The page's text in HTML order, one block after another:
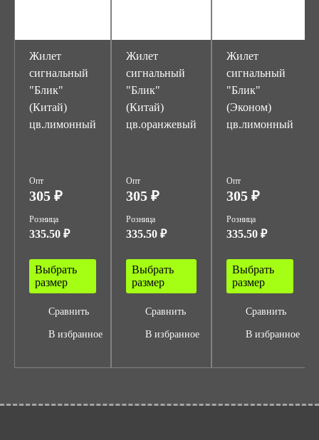
Жилет
сигнальный
"Блик"
(Китай)
цв.лимонный
Опт
305 ₽
Розница
335.50 ₽
Выбрать
размер
Сравнить
В избранное
Жилет
сигнальный
"Блик"
(Китай)
цв.оранжевый
Опт
305 ₽
Розница
335.50 ₽
Выбрать
размер
Сравнить
В избранное
Жилет
сигнальный
"Блик"
(Эконом)
цв.лимонный
Опт
305 ₽
Розница
335.50 ₽
Выбрать
размер
Сравнить
В избранное